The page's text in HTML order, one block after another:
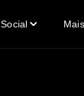
Social Mais